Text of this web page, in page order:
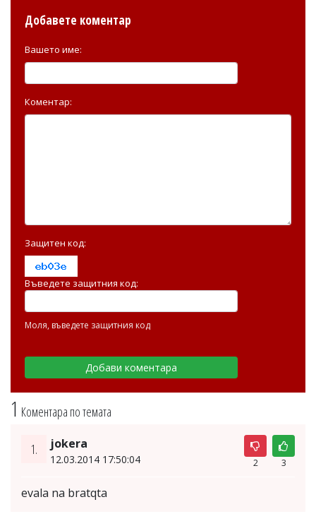
1 Коментара по темата
1. jokera
12.03.2014 17:50:04 2 3
evala na bratqta
Добавете коментар
Вашето име:
Коментар:
Защитен код:
Въведете защитния код:
Моля, въведете защитния код